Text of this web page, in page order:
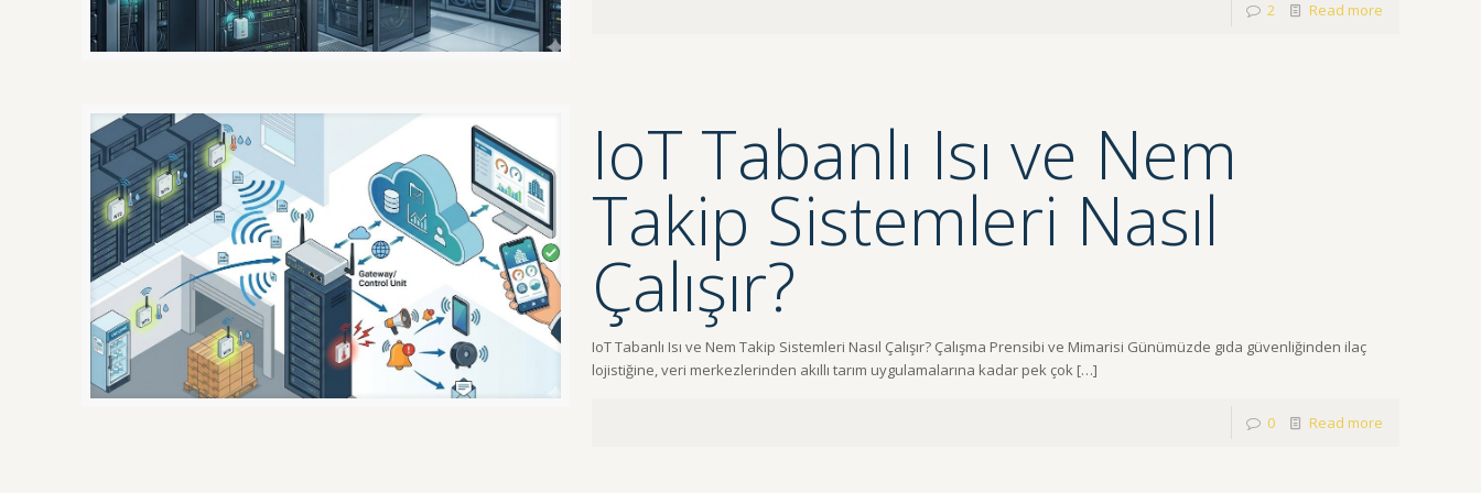
2 Read more
IoT Tabanlı Isı ve Nem
Takip Sistemleri Nasıl
Çalışır?
IoT Tabanlı Isı ve Nem Takip Sistemleri Nasıl Çalışır? Çalışma Prensibi ve Mimarisi Günümüzde gıda güvenliğinden ilaç
lojistiğine, veri merkezlerinden akıllı tarım uygulamalarına kadar pek çok[…]
0 Read more